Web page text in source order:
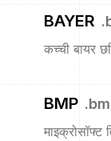
BAYER .
कच्ची बायर
BMP .
माइक्रोसॉफ्ट